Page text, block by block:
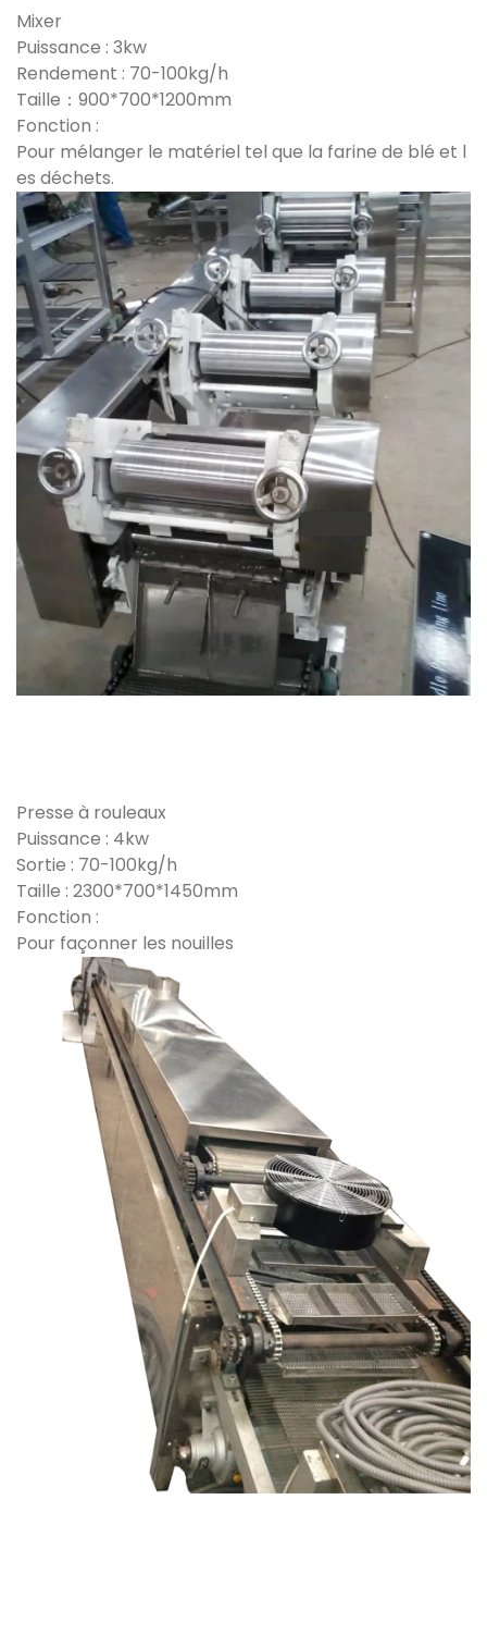
Mixer
Puissance : 3kw
Rendement : 70-100kg/h
Taille：900*700*1200mm
Fonction :
Pour mélanger le matériel tel que la farine de blé et l
es déchets.
Presse à rouleaux
Puissance : 4kw
Sortie : 70-100kg/h
Taille : 2300*700*1450mm
Fonction :
Pour façonner les nouilles